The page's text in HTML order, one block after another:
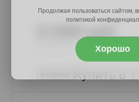
31889 руб.
Купить в
Продолжая пользоваться сайтом,
политикой
Хорошо